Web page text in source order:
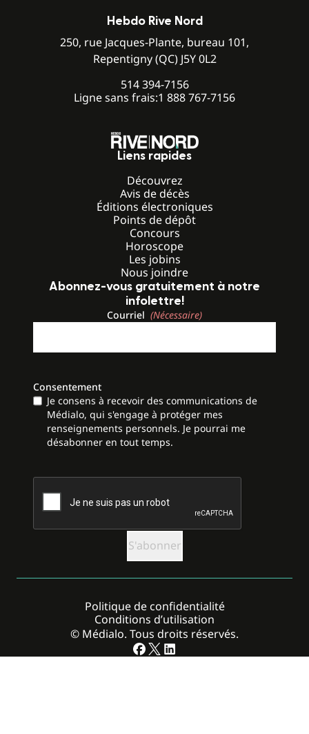
Hebdo Rive Nord
250, rue Jacques-Plante, bureau 101,
Repentigny (QC) J5Y 0L2
514 394-7156
Ligne sans frais:1 888 767-7156
Liens rapides
Découvrez
Avis de décès
Éditions électroniques
Points de dépôt
Concours
Horoscope
Les jobins
Nous joindre
Abonnez-vous gratuitement à notre
infolettre!
Courriel (Nécessaire)
Consentement
Je consens à recevoir des communications de
Médialo, qui s'engage à protéger mes
renseignements personnels. Je pourrai me
désabonner en tout temps.
CAPTCHA
© Médialo. Tous droits réservés.
Politique de confidentialité
Conditions d’utilisation